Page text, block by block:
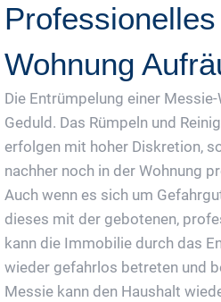
Wohnung
Die Entrümpelung einer
Geduld. Das Rümpeln und
erfolgen mit hoher Diskretion,
nachher noch in der Wohnung
Auch wenn es sich um
dieses mit der gebotenen,
kann die Immobilie durch das
wieder gefahrlos betreten und
Messie kann den Haushalt